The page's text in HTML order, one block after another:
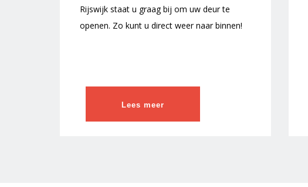
Rijswijk staat u graag bij om uw deur te
openen. Zo kunt u direct weer naar binnen!
Lees meer